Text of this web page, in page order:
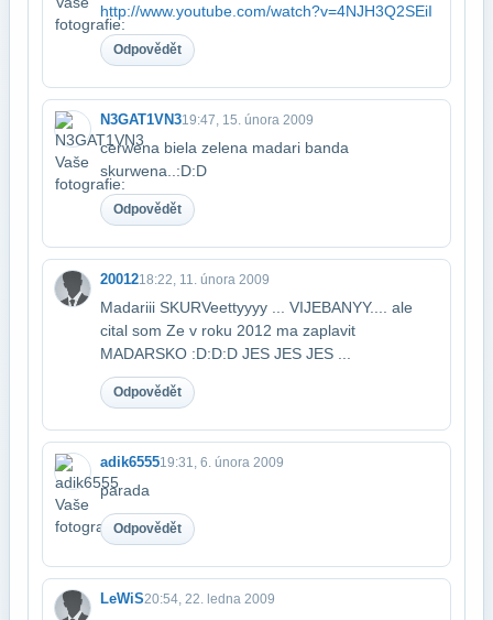
http://www.youtube.com/watch?v=4NJH3Q2SEiI
Odpovědět
N3GAT1VN319:47, 15. února 2009
cerwena biela zelena madari banda
skurwena..:D:D
Odpovědět
2001218:22, 11. února 2009
Madariii SKURVeettyyyy ... VIJEBANYY.... ale
cital som Ze v roku 2012 ma zaplavit​
MADARSKO :D:D:D JES JES JES ...
Odpovědět
adik655519:31, 6. února 2009
parada
Odpovědět
LeWiS20:54, 22. ledna 2009